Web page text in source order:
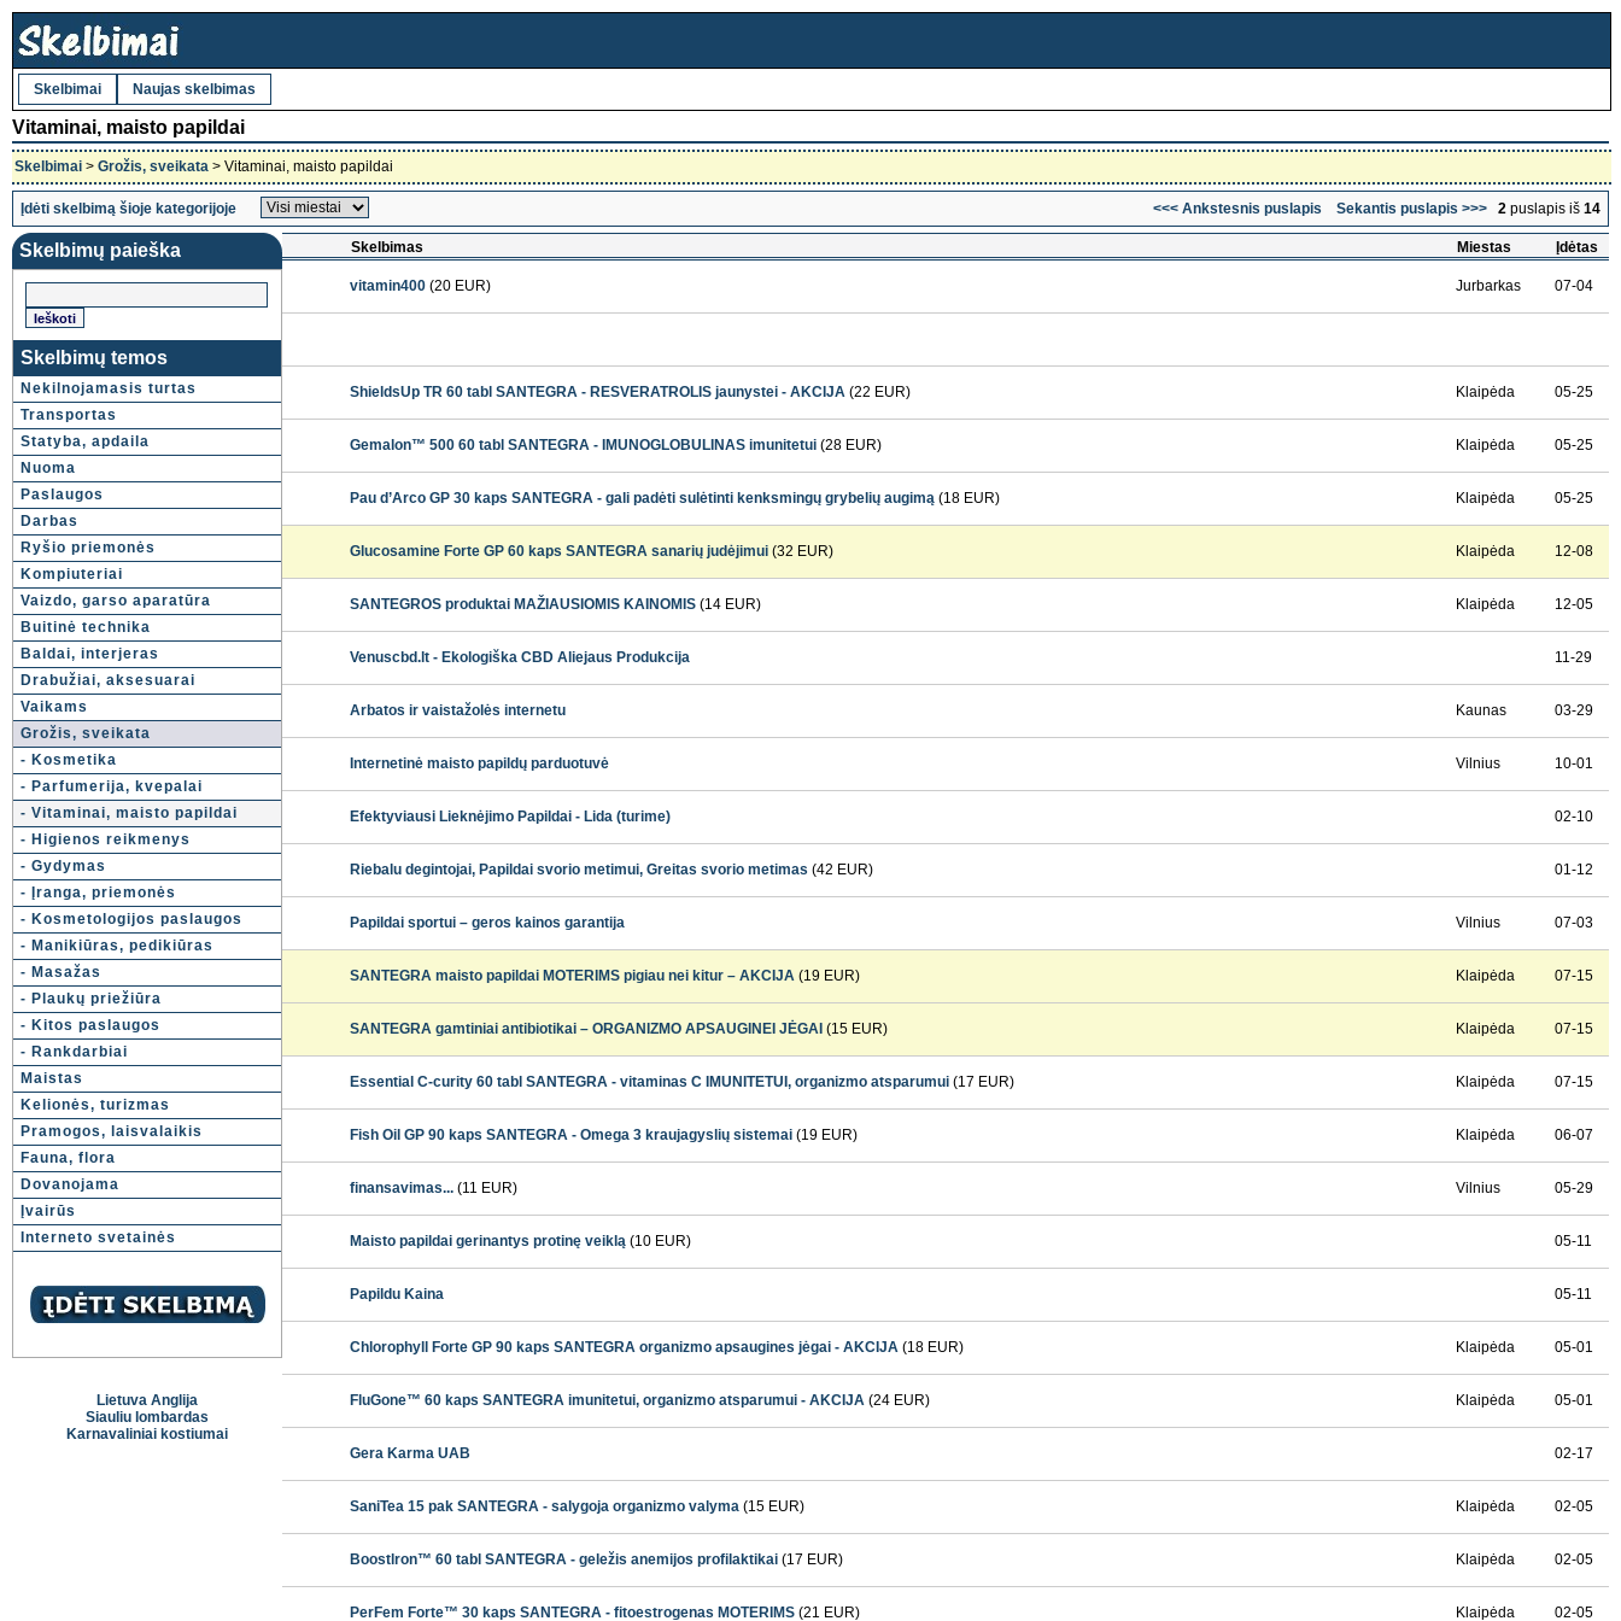
Skelbimai Naujas skelbimas
Vitaminai, maisto papildai
Skelbimai > Grožis, sveikata > Vitaminai, maisto papildai
Įdėti skelbimą šioje kategorijoje <<< Ankstesnis puslapis Sekantis puslapis >>> 2 puslapis iš 14
Skelbimų paieška
Skelbimų temos
Nekilnojamasis turtas
Transportas
Statyba, apdaila
Nuoma
Paslaugos
Darbas
Ryšio priemonės
Kompiuteriai
Vaizdo, garso aparatūra
Buitinė technika
Baldai, interjeras
Drabužiai, aksesuarai
Vaikams
Grožis, sveikata
- Kosmetika
- Parfumerija, kvepalai
- Vitaminai, maisto papildai
- Higienos reikmenys
- Gydymas
- Įranga, priemonės
- Kosmetologijos paslaugos
- Manikiūras, pedikiūras
- Masažas
- Plaukų priežiūra
- Kitos paslaugos
- Rankdarbiai
Maistas
Kelionės, turizmas
Pramogos, laisvalaikis
Fauna, flora
Dovanojama
Įvairūs
Interneto svetainės
Lietuva Anglija
Siauliu lombardas
Karnavaliniai kostiumai
Skelbimas Miestas Įdėtas
vitamin400 (20 EUR) Jurbarkas 07-04
ShieldsUp TR 60 tabl SANTEGRA - RESVERATROLIS jaunystei - AKCIJA (22 EUR) Klaipėda 05-25
Gemalon™ 500 60 tabl SANTEGRA - IMUNOGLOBULINAS imunitetui (28 EUR) Klaipėda 05-25
Pau d’Arco GP 30 kaps SANTEGRA - gali padėti sulėtinti kenksmingų grybelių augimą (18 EUR) Klaipėda 05-25
Glucosamine Forte GP 60 kaps SANTEGRA sanarių judėjimui (32 EUR) Klaipėda 12-08
SANTEGROS produktai MAŽIAUSIOMIS KAINOMIS (14 EUR) Klaipėda 12-05
Venuscbd.lt - Ekologiška CBD Aliejaus Produkcija 11-29
Arbatos ir vaistažolės internetu Kaunas 03-29
Internetinė maisto papildų parduotuvė Vilnius 10-01
Efektyviausi Lieknėjimo Papildai - Lida (turime) 02-10
Riebalu degintojai, Papildai svorio metimui, Greitas svorio metimas (42 EUR) 01-12
Papildai sportui – geros kainos garantija Vilnius 07-03
SANTEGRA maisto papildai MOTERIMS pigiau nei kitur – AKCIJA (19 EUR) Klaipėda 07-15
SANTEGRA gamtiniai antibiotikai – ORGANIZMO APSAUGINEI JĖGAI (15 EUR) Klaipėda 07-15
Essential C-curity 60 tabl SANTEGRA - vitaminas C IMUNITETUI, organizmo atsparumui (17 EUR) Klaipėda 07-15
Fish Oil GP 90 kaps SANTEGRA - Omega 3 kraujagyslių sistemai (19 EUR) Klaipėda 06-07
finansavimas... (11 EUR) Vilnius 05-29
Maisto papildai gerinantys protinę veiklą (10 EUR) 05-11
Papildu Kaina 05-11
Chlorophyll Forte GP 90 kaps SANTEGRA organizmo apsaugines jėgai - AKCIJA (18 EUR) Klaipėda 05-01
FluGone™ 60 kaps SANTEGRA imunitetui, organizmo atsparumui - AKCIJA (24 EUR) Klaipėda 05-01
Gera Karma UAB 02-17
SaniTea 15 pak SANTEGRA - salygoja organizmo valyma (15 EUR) Klaipėda 02-05
Boostlron™ 60 tabl SANTEGRA - geležis anemijos profilaktikai (17 EUR) Klaipėda 02-05
PerFem Forte™ 30 kaps SANTEGRA - fitoestrogenas MOTERIMS (21 EUR) Klaipėda 02-05